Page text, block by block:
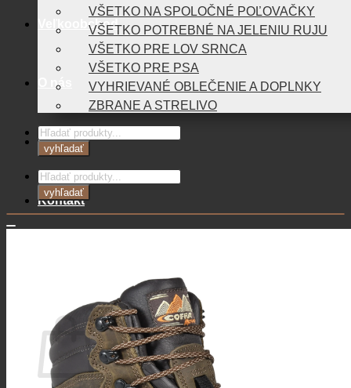
Veľkoobchod
O nás
Blog
Kontakt
VŠETKO NA SPOLOČNÉ POĽOVAČKY
VŠETKO POTREBNÉ NA JELENIU RUJU
VŠETKO PRE LOV SRNCA
VŠETKO PRE PSA
VYHRIEVANÉ OBLEČENIE A DOPLNKY
ZBRANE A STRELIVO
Products
search
vyhľadať
Products
search
vyhľadať